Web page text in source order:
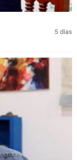
5 días